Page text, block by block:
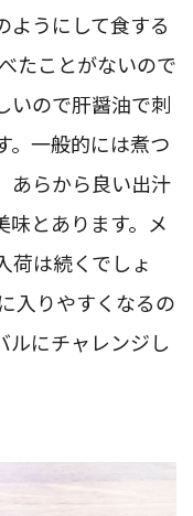
うにして食する
たことがないので
いので肝醤油で刺
。一般的には煮つ
あらから良い出汁
味とあります。メ
荷は続くでしょ
入りやすくなるの
ルにチャレンジし